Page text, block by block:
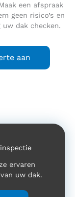
een afspraak
geen risico’s en
dak checken.
aan
ervaren
uw dak.